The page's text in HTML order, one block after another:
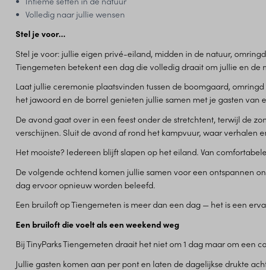
Volledig naar jullie wensen
Stel je voor…
Stel je voor: jullie eigen privé-eiland, midden in de natuur,
Tiengemeten betekent een dag die volledig draait om jullie en de
Laat jullie ceremonie plaatsvinden tussen de boomgaard,
het jawoord en de borrel genieten jullie samen met je gasten van
De avond gaat over in een feest onder de stretchtent, terwijl de
verschijnen. Sluit de avond af rond het kampvuur, waar verhalen
Het mooiste? Iedereen blijft slapen op het eiland. Van
De volgende ochtend komen jullie samen voor een ontspannen
dag ervoor opnieuw worden beleefd.
Een bruiloft op Tiengemeten is meer dan een dag — het is een
Een bruiloft die voelt als een weekend weg
Bij TinyParks Tiengemeten draait het niet om 1 dag maar om een
Jullie gasten komen aan per pont en laten de dagelijkse drukte